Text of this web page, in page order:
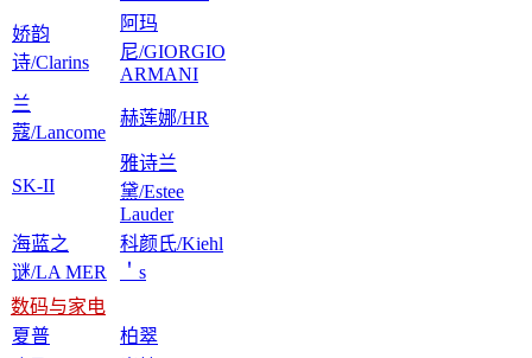
娇韵
诗/Clarins
阿玛
尼/GIORGIO
ARMANI
兰
蔻/Lancome
赫莲娜/HR
SK-II
雅诗兰
黛/Estee
Lauder
海蓝之
谜/LA MER
科颜氏/Kiehl
＇s
数码与家电
夏普
柏翠